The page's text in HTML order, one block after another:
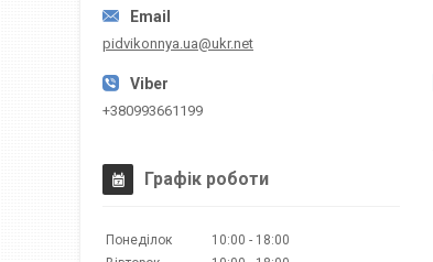
pidvikonnya.ua@ukr.net
+380993661199
Графік роботи
Понеділок 10:00
18:00